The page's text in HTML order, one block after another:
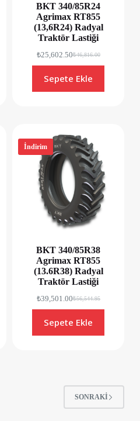
BKT 340/85R24
Agrimax RT855
(13,6R24) Radyal
Traktör Lastiği
₺46,816.00
₺25,602.50
Sepete Ekle
İndirim
BKT 340/85R38
Agrimax RT855
(13.6R38) Radyal
Traktör Lastiği
₺56,544.95
₺39,501.00
Sepete Ekle
SONRAKI